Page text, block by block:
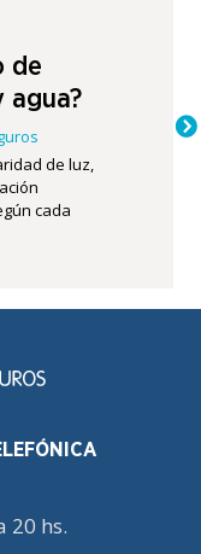
de
agua?
de luz,
cada
20 hs.